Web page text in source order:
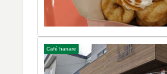
Café hanare